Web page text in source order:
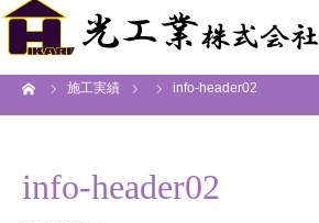
施工実績 info-header02
info-header02